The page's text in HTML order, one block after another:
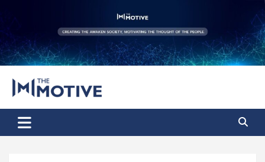
content
The Motive